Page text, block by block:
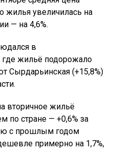
жилья увеличилась на
— на 4,6%.
в
где жильё подорожало
Сырдарьинская (+15,8%)
вторичное жильё
по стране — +0,6% за
с прошлым годом
примерно на 1,7%,